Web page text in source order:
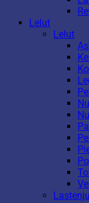
Lelut
Lelut